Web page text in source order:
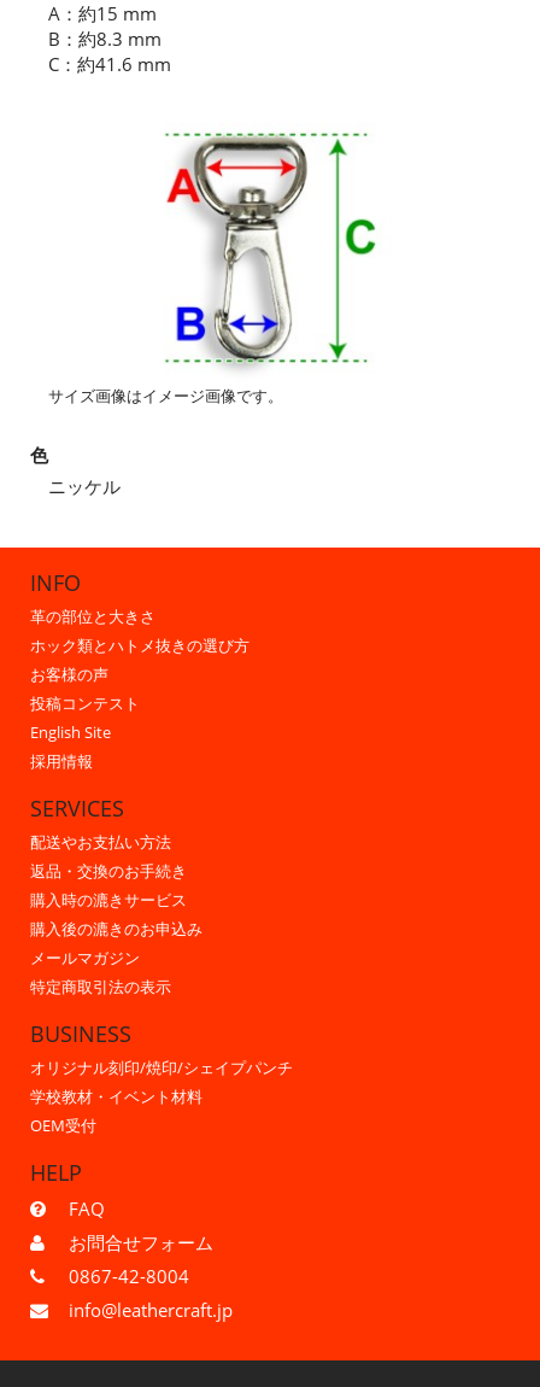
A：約15 mm
B：約8.3 mm
C：約41.6 mm
サイズ画像はイメージ画像です。
色
ニッケル
INFO
革の部位と大きさ
ホック類とハトメ抜きの選び方
お客様の声
投稿コンテスト
English Site
採用情報
SERVICES
配送やお支払い方法
返品・交換のお手続き
購入時の漉きサービス
購入後の漉きのお申込み
メールマガジン
特定商取引法の表示
BUSINESS
オリジナル刻印/焼印/シェイプパンチ
学校教材・イベント材料
OEM受付
HELP
FAQ
お問合せフォーム
0867-42-8004
info@leathercraft.jp